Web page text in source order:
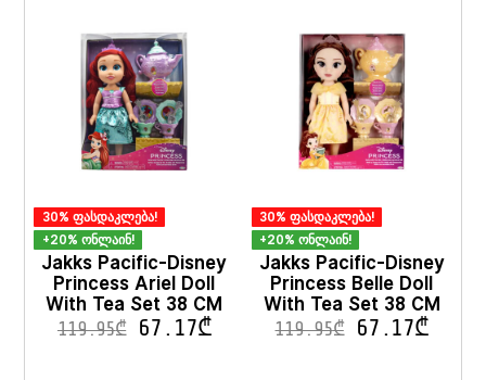
30% ფასდაკლება!
+20% ონლაინ!
Jakks Pacific-Disney
Princess Ariel Doll
With Tea Set 38 CM
119.95₾ 67.17₾
30% ფასდაკლება!
+20% ონლაინ!
Jakks Pacific-Disney
Princess Belle Doll
With Tea Set 38 CM
119.95₾ 67.17₾